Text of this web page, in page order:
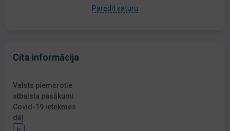
Parādīt saturu
Cita informācija
Valsts piemērotie
atbalsta pasākumi
Covid-19 ietekmes
dēļ